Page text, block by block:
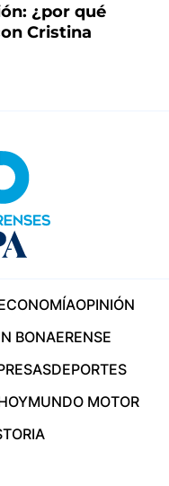
¿por qué
Cristina
OPINIÓN
BONAERENSE
DEPORTES
MUNDO MOTOR